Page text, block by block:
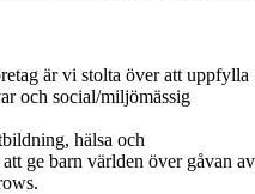
är vi stolta över att uppfylla
och social/miljömässig
hälsa och
ge barn världen över gåvan av